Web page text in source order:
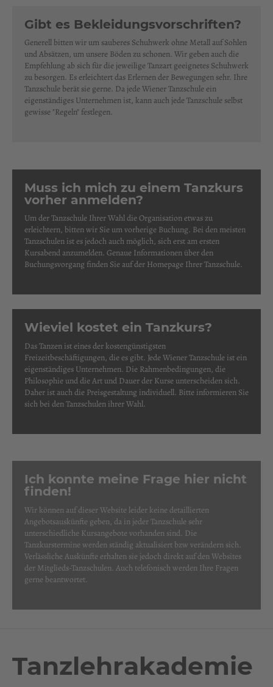
Gibt es Bekleidungsvorschriften?
Generell bitten wir um sauberes Schuhwerk ohne Metall auf Sohlen
und Absätzen, um unsere Böden zu schonen. Wir geben auch die
Empfehlung ab sich für die jeweilige Tanzart geeignetes Schuhwerk
zu besorgen. Es erleichtert das Erlernen der Bewegungen sehr. Ihre
Tanzschule berät sie gerne. Da jede Wiener Tanzschule ein
eigenständiges Unternehmen ist, kann auch jede Tanzschule selbst
gewisse "Regeln" festlegen.
Muss ich mich zu einem Tanzkurs
vorher anmelden?
Um der Tanzschule Ihrer Wahl die Organisation etwas zu
erleichtern, bitten wir Sie um vorherige Buchung. Bei den meisten
Tanzschulen ist es jedoch auch möglich, sich erst am ersten
Kursabend anzumelden. Genaue Informationen über den
Buchungsvorgang finden Sie auf der Homepage Ihrer Tanzschule.
Wieviel kostet ein Tanzkurs?
Das Tanzen ist eines der kostengünstigsten
Freizeitbeschäftigungen, die es gibt. Jede Wiener Tanzschule ist ein
eigenständiges Unternehmen. Die Rahmenbedingungen, die
Philosophie und die Art und Dauer der Kurse unterscheiden sich.
Daher ist auch die Preisgestaltung individuell. Bitte informieren Sie
sich bei den Tanzschulen ihrer Wahl.
Ich konnte meine Frage hier nicht
finden!
Wir können auf dieser Website leider keine detaillierten
Angebotsauskünfte geben, da in jeder Tanzschule sehr
unterschiedliche Kursangebote vorhanden sind. Die
Tanzkurstermine werden ständig aktualisiert bzw verändern sich.
Verlässliche Auskünfte erhalten sie jedoch direkt auf den Websites
der Mitglieds-Tanzschulen. Auch telefonisch werden Ihre Fragen
gerne beantwortet.
Tanzlehrakademie